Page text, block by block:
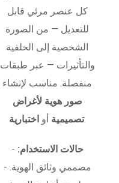
كل عنصر مرئي قابل
للتعديل — من الصورة
الشخصية إلى الخلفية
والتأثيرات — عبر طبقات
منفصلة. مناسب لإنشاء
صور هوية لأغراض
تصميمية أو اختبارية .
حالات الاستخدام: -
مصممي وثائق الهوية. -